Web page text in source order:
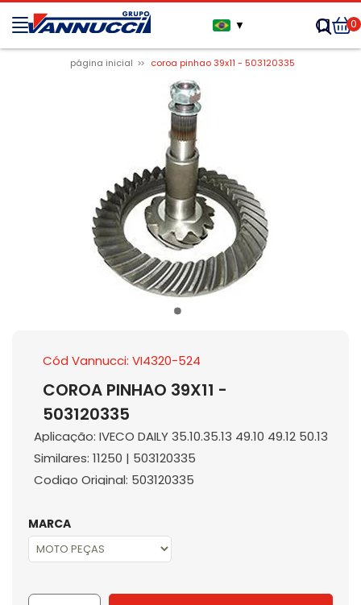
▼ 0
página inicial coroa pinhao 39x11 - 503120335
Cód Vannucci: VI4320-524
COROA PINHAO 39X11 -
503120335
Aplicação: IVECO DAILY 35.10.35.13 49.10 49.12 50.13
Similares: 11250 | 503120335
Codigo Original: 503120335
MARCA